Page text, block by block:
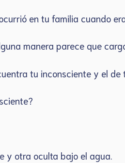
en tu familia cuando
manera parece que
tu inconsciente y el de
y otra oculta bajo el agua.